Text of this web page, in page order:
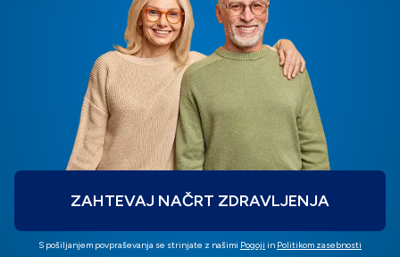
ZAHTEVAJ NAČRT ZDRAVLJENJA
S pošiljanjem povpraševanja se strinjate z našimi Pogoji in Politikom zasebnosti